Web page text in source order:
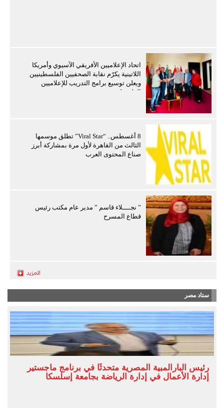
اتحاد الإعلاميين الأفريقي الآسيوي وأمريكا
اللاتينية يكرّم نقابة الصحفيين الفلسطينيين
ويعلن توسيع برامج التدريب للإعلاميين
الفلسطينيين
8 أغسطس.. “Viral Star” تطلق موسمها
الثالث من القاهرة لأول مرة بمشاركة أبرز
صناع المحتوى العرب
” نجــــلاء قاسم ” مدير عام مكتب رئيس
قطاع المسرح
ستاد مصر
رئيس البارالمبية المصرية متحدثًا في برنامج ماجستير
إدارة الأعمال في إدارة الرياضة بجامعة إسلسكا